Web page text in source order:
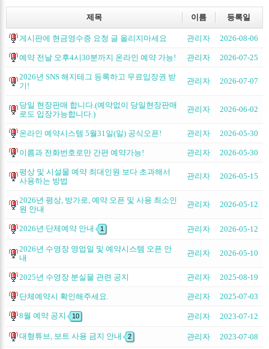
제목 이름 등록일
게시판에 현금영수증 요청 글 올리지마세요 관리자 2026-08-06
예약 전날 오후4시30분까지 온라인 예약 가능! 관리자 2026-07-25
2026년 SNS 해지테그 등록하고 무료입장권 받
기!
관리자 2026-07-07
당일 현장판매 합니다.(예약없이 당일현장판매
로도 입장가능합니다.)
관리자 2026-06-02
온라인 예약시스템 5월31일(일) 공식오픈! 관리자 2026-05-30
이름과 전화번호로만 간편 예약가능! 관리자 2026-05-30
평상 및 시설물 예약 최대인원 보다 초과해서
사용하는 방법
관리자 2026-05-15
2026년 평상, 방가로, 예약 오픈 및 사용 최소인
원 안내
관리자 2026-05-12
2026년 단체예약 안내 1 관리자 2026-05-12
2026년 수영장 영업일 및 예약시스템 오픈 안
내
관리자 2026-05-10
2025년 수영장 분실물 관련 공지 관리자 2025-08-19
단체예약시 확인해주세요. 관리자 2025-07-03
8월 예약 공지 10 관리자 2023-07-12
대형튜브, 보트 사용 금지 안내 2 관리자 2023-07-08